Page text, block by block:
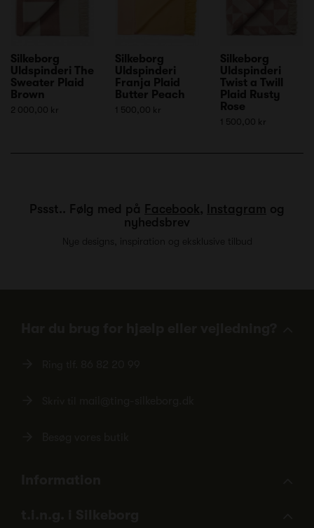
Silkeborg
Uldspinderi The
Sweater Plaid
Brown
2 000,00 kr
Silkeborg
Uldspinderi
Franja Plaid
Butter Peach
1 500,00 kr
Silkeborg
Uldspinderi
Twist a Twill
Plaid Rusty
Rose
1 500,00 kr
Pssst.. Følg med på Facebook, Instagram og
nyhedsbrev
Nye designs, inspiration og eksklusive tilbud